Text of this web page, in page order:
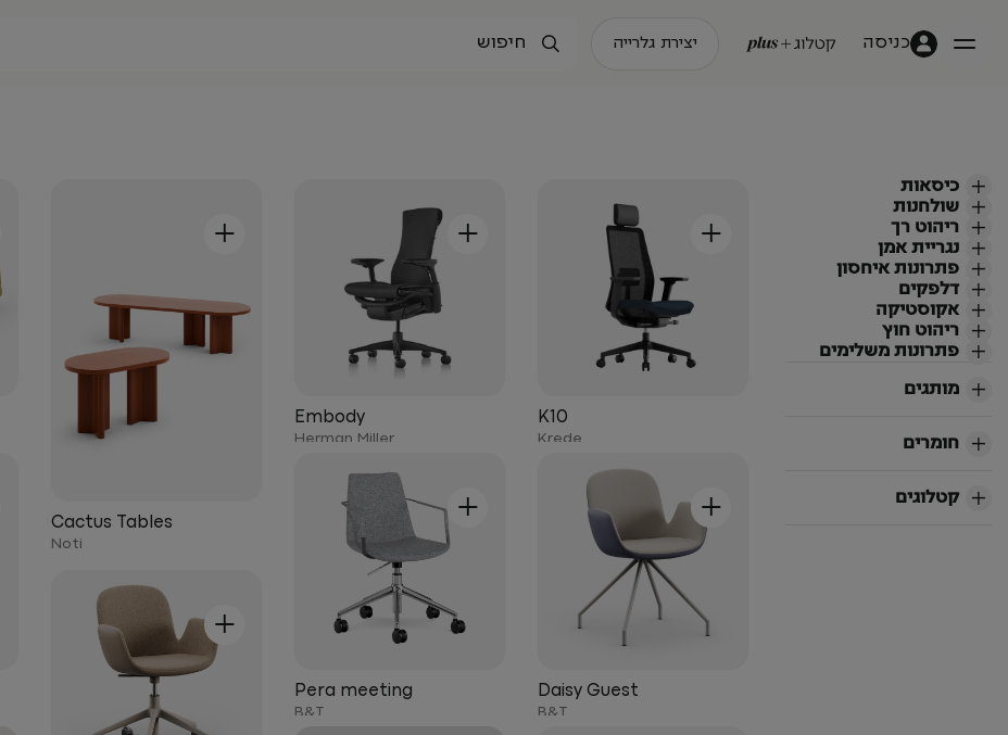
כניסה יצירת גלרייה
כיסאות
שולחנות
ריהוט רך
נגריית אמן
פתרונות איחסון
דלפקים
אקוסטיקה
ריהוט חוץ
פתרונות משלימים
מותגים
חומרים
קטלוגים
+
K10
Krede
+
Embody
Herman Miller
+
Cactus Tables
Noti
+
Daisy Guest
B&T
+
Pera meeting
B&T
+